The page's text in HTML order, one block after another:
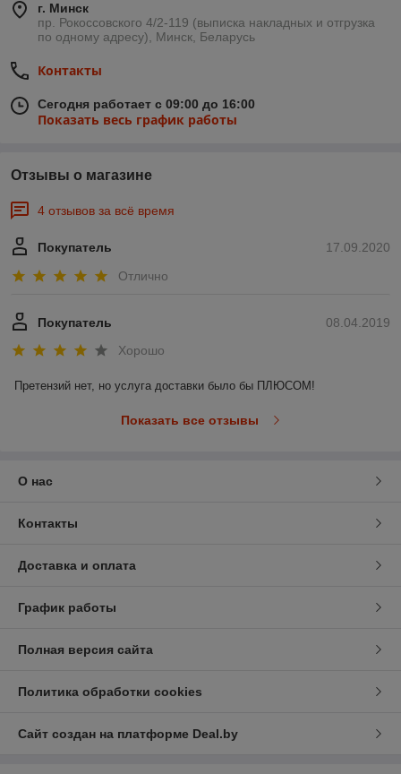
г. Минск
пр. Рокоссовского 4/2-119 (выписка накладных и отгрузка
по одному адресу), Минск, Беларусь
Контакты
Сегодня работает с 09:00 до 16:00
Показать весь график работы
Отзывы о магазине
4 отзывов за всё время
17.09.2020
Покупатель
Отлично
08.04.2019
Покупатель
Хорошо
Претензий нет, но услуга доставки было бы ПЛЮСОМ!
Показать все отзывы
О нас
Контакты
Доставка и оплата
График работы
Полная версия сайта
Политика обработки cookies
Сайт создан на платформе Deal.by